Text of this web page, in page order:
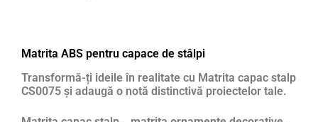
Matrita ABS pentru capace de stâlpi
Transformă-ți ideile în realitate cu Matrita capac stalp
CS0075 și adaugă o notă distinctivă proiectelor tale.